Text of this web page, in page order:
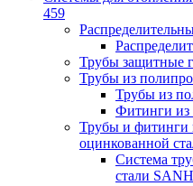
459
Трубы защитные
Трубы из
Трубы из
Фитинги из
Трубы и фитинги
оцинкованной
Система
стали